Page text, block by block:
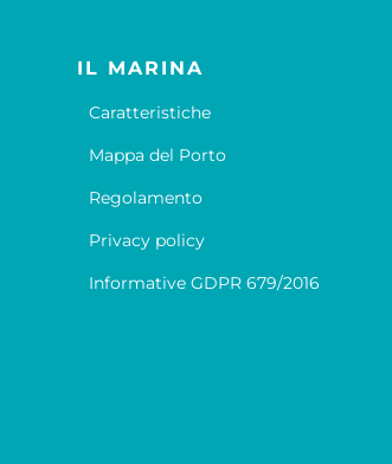
IL MARINA
Caratteristiche
Mappa del Porto
Regolamento
Privacy policy
Informative GDPR 679/2016